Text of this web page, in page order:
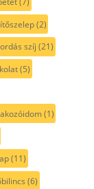
(2)
szíj (21)
(5)
(1)
(11)
(6)